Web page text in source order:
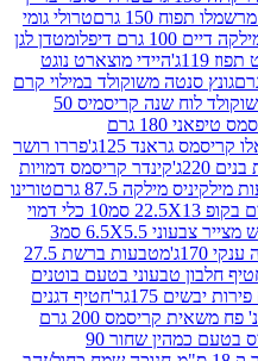
תפוח 150 גרם
טרולי גומי
100 גרם דיפלומט
דן לגן
119ג'
היידי מוצארט נוגט
גונץ סנטה משוקולד במילוי קרם
גונץ שוקולד לוח שנה קריסמיס 50
בונ' קריסמס טיפאני 180 גרם
קריסמס גראנד 125ג'
פררו רושר
220ג'
קינדר קריסמס דמויות
מילקיניס מילקה 87.5 גרם
טורינו
10 כלי דמוי
3
170ג'
מטבעות ברשת 27.5
חלבון טבעוני בטעם בוטנים
יבשים 175גר'
חטיף דגנים
בונ' פח משאית קריסמס 200 גרם
לייס בטעם כמהין שחור 90